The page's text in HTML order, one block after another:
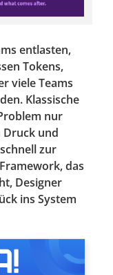
entlasten,
Tokens,
viele Teams
Klassische
nur
Druck und
zur
das
Designer
ins System